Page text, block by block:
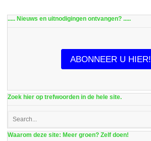
..... Nieuws en uitnodigingen ontvangen? .....
ABONNEER U HIER!
Zoek hier op trefwoorden in de hele site.
Waarom deze site: Meer groen? Zelf doen!